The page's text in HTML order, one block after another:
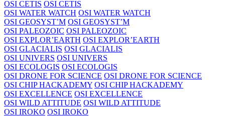
OSI CETIS OSI CETIS
OSI WATER WATCH OSI WATER WATCH
OSI GEOSYST’M OSI GEOSYST’M
OSI PALEOZOIC OSI PALEOZOIC
OSI EXPLOR’EARTH OSI EXPLOR’EARTH
OSI GLACIALIS OSI GLACIALIS
OSI UNIVERS OSI UNIVERS
OSI ECOLOGIS OSI ECOLOGIS
OSI DRONE FOR SCIENCE OSI DRONE FOR SCIENCE
OSI CHIP HACKADEMY OSI CHIP HACKADEMY
OSI EXCELLENCE OSI EXCELLENCE
OSI WILD ATTITUDE OSI WILD ATTITUDE
OSI IROKO OSI IROKO